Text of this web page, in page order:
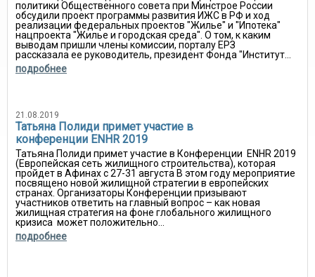
политики Общественного совета при Минстрое России
обсудили проект программы развития ИЖС в РФ и ход
реализации федеральных проектов "Жилье" и "Ипотека"
нацпроекта "Жилье и городская среда". О том, к каким
выводам пришли члены комиссии, порталу ЕРЗ
рассказала ее руководитель, президент Фонда "Институт...
подробнее
21.08.2019
Татьяна Полиди примет участие в
конференции ENHR 2019
Татьяна Полиди примет участие в Конференции ENHR 2019
(Европейская сеть жилищного строительства), которая
пройдет в Афинах с 27-31 августа В этом году мероприятие
посвящено новой жилищной стратегии в европейских
странах. Организаторы Конференции призывают
участников ответить на главный вопрос – как новая
жилищная стратегия на фоне глобального жилищного
кризиса может положительно...
подробнее